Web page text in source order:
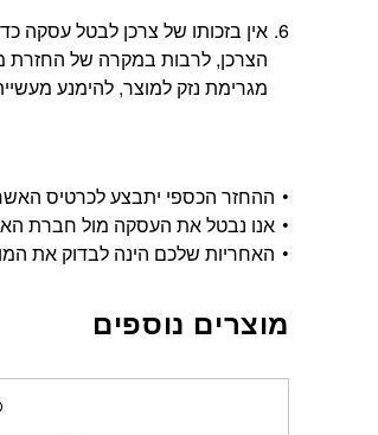
אין בזכותו של צרכן לבטל
הצרכן, לרבות במקרה של החזרת
מגרימת נזק למוצר, להימנע
ההחזר הכספי יתבצע לכרטיס האשראי שבו
אנו נבטל את העסקה מול חברת
האחריות שלכם הינה לבדוק את
מוצרים נוספים